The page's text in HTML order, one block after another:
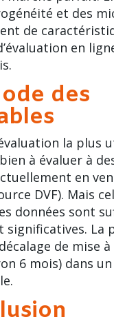
et des
de
en
des
la plus
à évaluer à
en
DVF). Mais
données sont
significatives. La
de mise
6 mois) dans